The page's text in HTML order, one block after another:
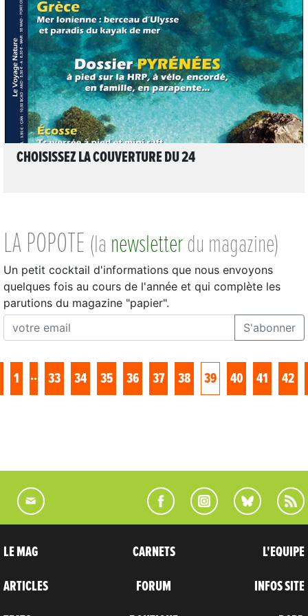
LIRE L'ARTICLE
CHOISISSEZ LA COUVERTURE DU 24
LA POPOTE (la newsletterdu magazine)
Un petit cocktail d'informations que nous envoyons
quelques fois au cours de l'année et qui complète les
parutions du magazine "papier".
S'abonner
1 .. 33 34 35 36 37 38 39 40 41 42
LE MAG
ARTICLES
CARNETS
FORUM
L'EQUIPE
INFOS SITE